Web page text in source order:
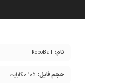
نام: RoboBall
حجم فایل: ۱۰۵ مگابایت